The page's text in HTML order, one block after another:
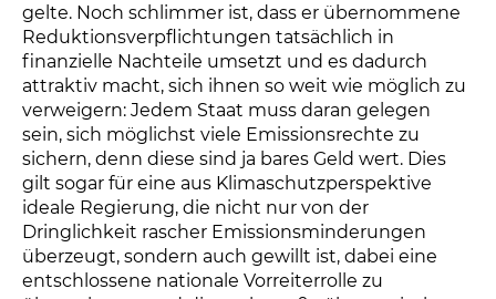
gelte. Noch schlimmer ist, dass er übernommene
Reduktionsverpflichtungen tatsächlich in
finanzielle Nachteile umsetzt und es dadurch
attraktiv macht, sich ihnen so weit wie möglich zu
verweigern: Jedem Staat muss daran gelegen
sein, sich möglichst viele Emissionsrechte zu
sichern, denn diese sind ja bares Geld wert. Dies
gilt sogar für eine aus Klimaschutzperspektive
ideale Regierung, die nicht nur von der
Dringlichkeit rascher Emissionsminderungen
überzeugt, sondern auch gewillt ist, dabei eine
entschlossene nationale Vorreiterrolle zu